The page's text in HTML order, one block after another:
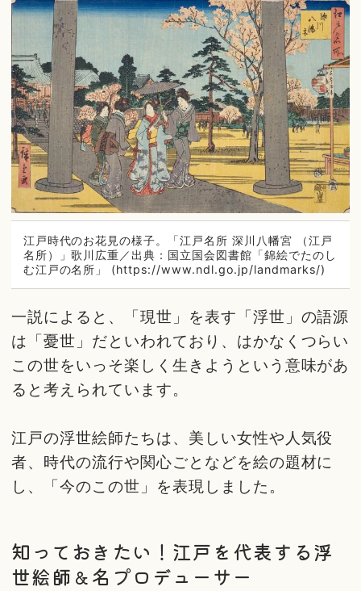
江戸時代のお花見の様子。「江戸名所 深川八幡宮 （江戸
名所）」歌川広重／出典：国立国会図書館「錦絵でたのし
む江戸の名所」 (https://www.ndl.go.jp/landmarks/)
一説によると、「現世」を表す「浮世」の語源
は「憂世」だといわれており、はかなくつらい
この世をいっそ楽しく生きようという意味があ
ると考えられています。
江戸の浮世絵師たちは、美しい女性や人気役
者、時代の流行や関心ごとなどを絵の題材に
し、「今のこの世」を表現しました。
知っておきたい！江戸を代表する浮
世絵師＆名プロデューサー